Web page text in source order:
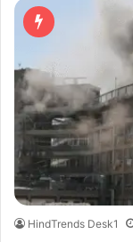
HindTrends Desk1